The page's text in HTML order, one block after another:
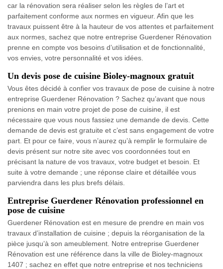
car la rénovation sera réaliser selon les règles de l’art et
parfaitement conforme aux normes en vigueur. Afin que les
travaux puissent être à la hauteur de vos attentes et parfaitement
aux normes, sachez que notre entreprise Guerdener Rénovation
prenne en compte vos besoins d’utilisation et de fonctionnalité,
vos envies, votre personnalité et vos idées.
Un devis pose de cuisine Bioley-magnoux gratuit
Vous êtes décidé à confier vos travaux de pose de cuisine à notre
entreprise Guerdener Rénovation ? Sachez qu’avant que nous
prenions en main votre projet de pose de cuisine, il est
nécessaire que vous nous fassiez une demande de devis. Cette
demande de devis est gratuite et c’est sans engagement de votre
part. Et pour ce faire, vous n’aurez qu’à remplir le formulaire de
devis présent sur notre site avec vos coordonnées tout en
précisant la nature de vos travaux, votre budget et besoin. Et
suite à votre demande ; une réponse claire et détaillée vous
parviendra dans les plus brefs délais.
Entreprise Guerdener Rénovation professionnel en
pose de cuisine
Guerdener Rénovation est en mesure de prendre en main vos
travaux d’installation de cuisine ; depuis la réorganisation de la
pièce jusqu’à son ameublement. Notre entreprise Guerdener
Rénovation est une référence dans la ville de Bioley-magnoux
1407 ; sachez en effet que notre entreprise et nos techniciens